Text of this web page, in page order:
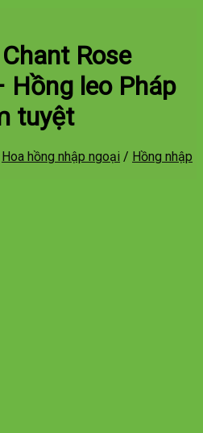
Rose
leo Pháp
tuyệt
Hoa hồng nhập ngoại / Hồng nhập